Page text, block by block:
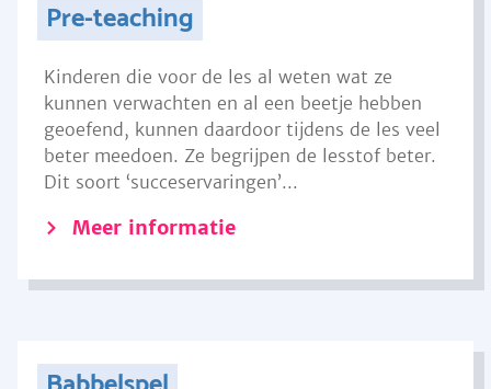
Pre-teaching
Kinderen die voor de les al weten wat ze
kunnen verwachten en al een beetje hebben
geoefend, kunnen daardoor tijdens de les veel
beter meedoen. Ze begrijpen de lesstof beter.
Dit soort ‘succeservaringen’...
Meer informatie